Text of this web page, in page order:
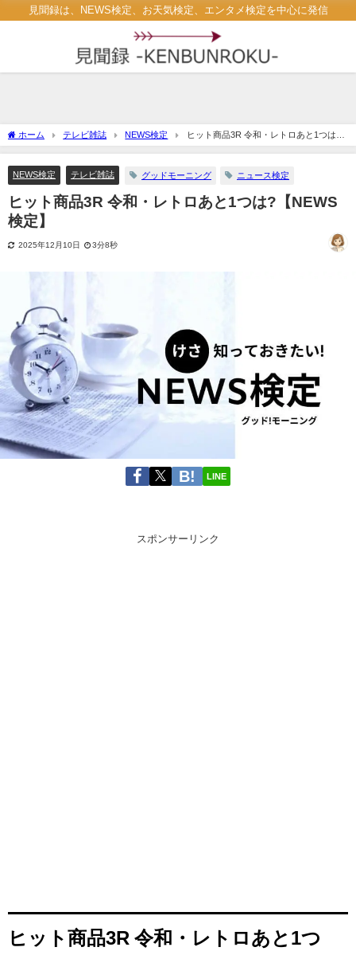
見聞録は、NEWS検定、お天気検定、エンタメ検定を中心に発信
ホーム テレビ雑誌 NEWS検定
ヒット商品3R 令和・レトロあと1つは?
【NEWS検定】
NEWS検定 テレビ雑誌 グッドモーニング ニュース検定
ヒット商品3R 令和・レトロあと1つは?【NEWS
検定】
2025年12月10日 3分8秒
LINE
スポンサーリンク
ヒット商品3R 令和・レトロあと1つ